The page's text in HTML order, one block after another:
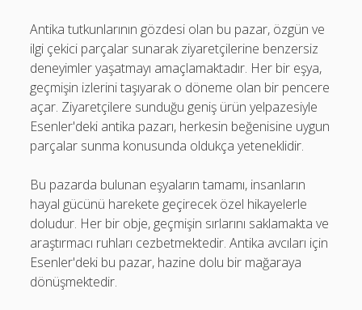
Antika tutkunlarının gözdesi olan bu pazar, özgün ve
ilgi çekici parçalar sunarak ziyaretçilerine benzersiz
deneyimler yaşatmayı amaçlamaktadır. Her bir eşya,
geçmişin izlerini taşıyarak o döneme olan bir pencere
açar. Ziyaretçilere sunduğu geniş ürün yelpazesiyle
Esenler'deki antika pazarı, herkesin beğenisine uygun
parçalar sunma konusunda oldukça yeteneklidir.
Bu pazarda bulunan eşyaların tamamı, insanların
hayal gücünü harekete geçirecek özel hikayelerle
doludur. Her bir obje, geçmişin sırlarını saklamakta ve
araştırmacı ruhları cezbetmektedir. Antika avcıları için
Esenler'deki bu pazar, hazine dolu bir mağaraya
dönüşmektedir.